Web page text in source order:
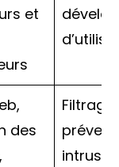
et
des
Filtrage